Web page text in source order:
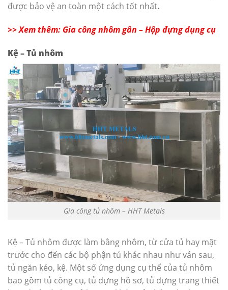
được bảo vệ an toàn một cách tốt nhất.
>> Xem thêm: Gia công nhôm gân – Hộp đựng dụng cụ
Kệ – Tủ nhôm
Gia công tủ nhôm – HHT Metals
Kệ – Tủ nhôm được làm bằng nhôm, từ cửa tủ hay mặt
trước cho đến các bộ phận tủ khác nhau như ván sau,
tủ ngăn kéo, kệ. Một số ứng dụng cụ thể của tủ nhôm
bao gồm tủ công cụ, tủ đựng hồ sơ, tủ đựng trang thiết